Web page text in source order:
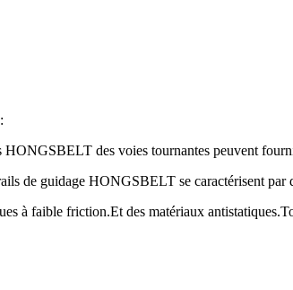
HONGSBELT des voies tournantes peuvent
de guidage HONGSBELT se caractérisent
à faible friction.Et des matériaux